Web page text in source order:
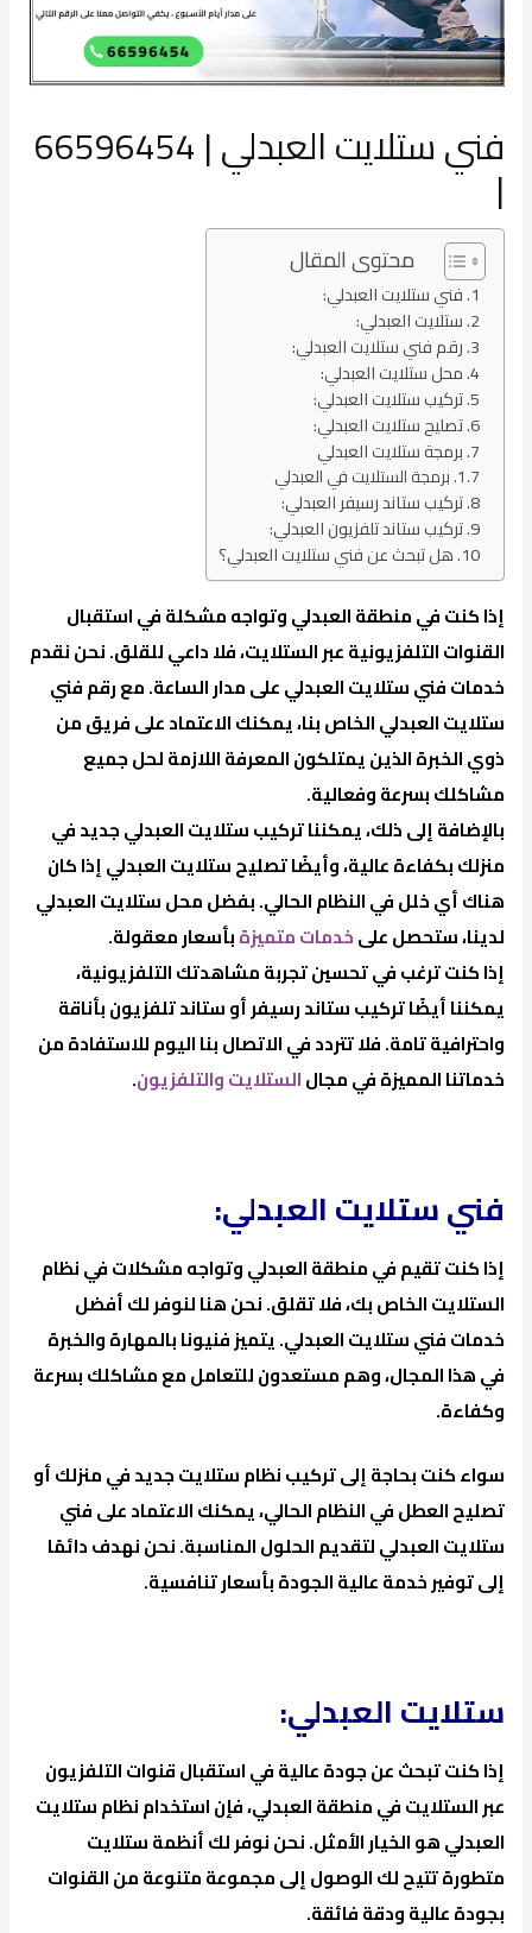
فني ستلايت العبدلي | 66596454
|
محتوى المقال
فني ستلايت العبدلي:
ستلايت العبدلي:
رقم فني ستلايت العبدلي:
محل ستلايت العبدلي:
تركيب ستلايت العبدلي:
تصليح ستلايت العبدلي:
برمجة ستلايت العبدلي
برمجة الستلايت في العبدلي
تركيب ستاند رسيفر العبدلي:
تركيب ستاند تلفزيون العبدلي:
هل تبحث عن فني ستلايت العبدلي؟
إذا كنت في منطقة العبدلي وتواجه مشكلة في استقبال
القنوات التلفزيونية عبر الستلايت، فلا داعي للقلق. نحن نقدم
خدمات فني ستلايت العبدلي على مدار الساعة. مع رقم فني
ستلايت العبدلي الخاص بنا، يمكنك الاعتماد على فريق من
ذوي الخبرة الذين يمتلكون المعرفة اللازمة لحل جميع
مشاكلك بسرعة وفعالية.
بالإضافة إلى ذلك، يمكننا تركيب ستلايت العبدلي جديد في
منزلك بكفاءة عالية، وأيضًا تصليح ستلايت العبدلي إذا كان
هناك أي خلل في النظام الحالي. بفضل محل ستلايت العبدلي
لدينا، ستحصل علىخدمات متميزةبأسعار معقولة.
إذا كنت ترغب في تحسين تجربة مشاهدتك التلفزيونية،
يمكننا أيضًا تركيب ستاند رسيفر أو ستاند تلفزيون بأناقة
واحترافية تامة. فلا تتردد في الاتصال بنا اليوم للاستفادة من
خدماتنا المميزة في مجالالستلايت والتلفزيون.
فني ستلايت العبدلي:
إذا كنت تقيم في منطقة العبدلي وتواجه مشكلات في نظام
الستلايت الخاص بك، فلا تقلق. نحن هنا لنوفر لك أفضل
خدمات فني ستلايت العبدلي. يتميز فنيونا بالمهارة والخبرة
في هذا المجال، وهم مستعدون للتعامل مع مشاكلك بسرعة
وكفاءة.
سواء كنت بحاجة إلى تركيب نظام ستلايت جديد في منزلك أو
تصليح العطل في النظام الحالي، يمكنك الاعتماد على فني
ستلايت العبدلي لتقديم الحلول المناسبة. نحن نهدف دائمًا
إلى توفير خدمة عالية الجودة بأسعار تنافسية.
ستلايت العبدلي:
إذا كنت تبحث عن جودة عالية في استقبال قنوات التلفزيون
عبر الستلايت في منطقة العبدلي، فإن استخدام نظام ستلايت
العبدلي هو الخيار الأمثل. نحن نوفر لك أنظمة ستلايت
متطورة تتيح لك الوصول إلى مجموعة متنوعة من القنوات
بجودة عالية ودقة فائقة.